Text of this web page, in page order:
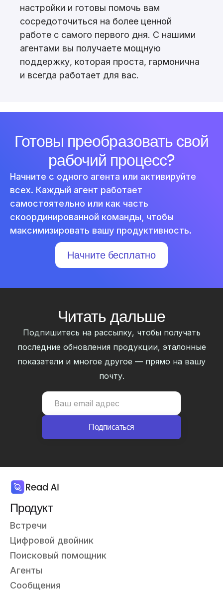
настройки и готовы помочь вам
сосредоточиться на более ценной
работе с самого первого дня. С нашими
агентами вы получаете мощную
поддержку, которая проста, гармонична
и всегда работает для вас.
Готовы преобразовать свой
рабочий процесс?
Начните с одного агента или активируйте
всех. Каждый агент работает
самостоятельно или как часть
скоординированной команды, чтобы
максимизировать вашу продуктивность.
Начните бесплатно
Читать дальше
Подпишитесь на рассылку, чтобы получать
последние обновления продукции, эталонные
показатели и многое другое — прямо на вашу
почту.
Продукт
Встречи
Цифровой двойник
Поисковый помощник
Агенты
Сообщения